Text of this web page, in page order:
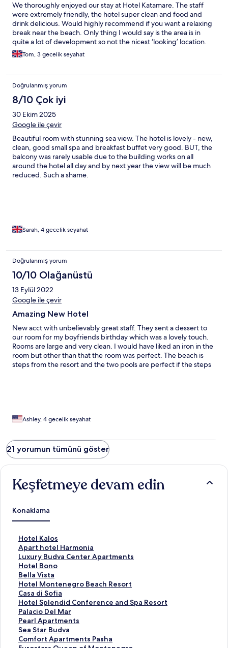
We thoroughly enjoyed our stay at Hotel Katamare. The staff
were extremely friendly, the hotel super clean and food and
drink delicious. Would highly recommend if you want a relaxing
break near the beach. Only thing I would say is the area is in
quite a lot of development so not the nicest ‘looking’ location.
But I’m sure that will change and this is no fault of the hotel. The
hotel gave us really good rate taxis to the old town, but it can be
Tom, 3 gecelik seyahat
Doğrulanmış yorum
8/10 Çok iyi
30 Ekim 2025
Google ile çevir
Beautiful room with stunning sea view. The hotel is lovely - new,
clean, good small spa and breakfast buffet very good. BUT, the
balcony was rarely usable due to the building works on all
around the hotel all day and by next year the view will be much
reduced. Such a shame.
Sarah, 4 gecelik seyahat
Doğrulanmış yorum
10/10 Olağanüstü
13 Eylül 2022
Google ile çevir
Amazing New Hotel
New acct with unbelievably great staff. They sent a dessert to
our room for my boyfriends birthday which was a lovely touch.
Rooms are large and very clean. I would have liked an iron in the
room but other than that the room was perfect. The beach is
steps from the resort and the two pools are perfect if the steps
Ashley, 4 gecelik seyahat
21 yorumun tümünü göster
Keşfetmeye devam edin
Konaklama
Hotel Kalos
H
o
t
e
l
K
a
l
o
s
i
ç
Apart hotel Harmonia
A
p
a
r
t
h
o
t
e
l
H
Luxury Budva Center Apartments
L
u
x
u
r
y
B
u
d
v
Hotel Bono
H
o
t
e
l
B
o
n
o
Bella Vista
B
e
l
l
a
V
i
s
Hotel Montenegro Beach Resort
H
o
t
e
l
M
o
Casa di Sofia
C
a
s
a
d
i
Hotel Splendid Conference and Spa Resort
H
o
t
e
l
Palacio Del Mar
P
a
l
a
Pearl Apartments
P
e
a
Sea Star Budva
S
e
Comfort Apartments Pasha
C